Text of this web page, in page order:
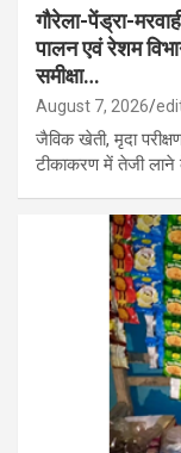
गौरेला-पेंड्रा-
पालन एवं रेशम
समीक्षा…
August 7, 2026
जैविक खेती, मृदा
टीकाकरण में तेजी